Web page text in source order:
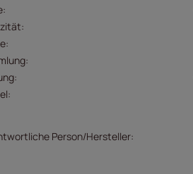
Person/Hersteller